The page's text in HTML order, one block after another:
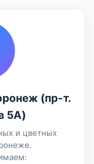
(пр-т.
5A)
и цветных